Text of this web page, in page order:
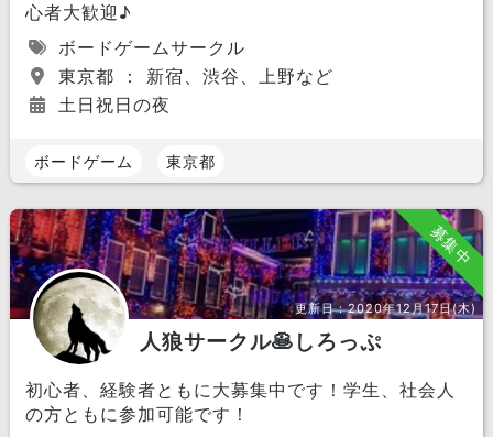
心者大歓迎♪
ボードゲームサークル
東京都 ： 新宿、渋谷、上野など
土日祝日の夜
ボードゲーム 東京都
募集中
更新日：2020年12月17日(木)
人狼サークル🥞しろっぷ
初心者、経験者ともに大募集中です！学生、社会人
の方ともに参加可能です！